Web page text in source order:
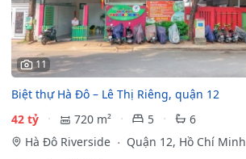
11
Biệt thự Hà Đô – Lê Thị Riêng, quận 12
42 tỷ
720 m² 5
6
Hà Đô Riverside
Quận 12, Hồ Chí Minh